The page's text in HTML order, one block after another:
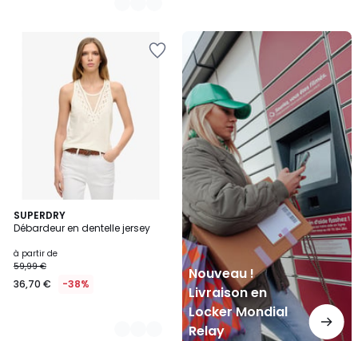
SUPERDRY
Débardeur en dentelle jersey
à partir de
59,99 €
36,70 € -38%
3
Couleurs
Nouveau !
Livraison en
Locker Mondial
Relay
Nouveau
Livraison
en
Locker
Mondial
Relay